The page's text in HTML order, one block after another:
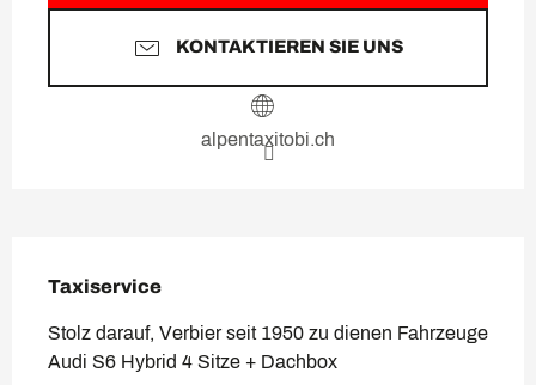
KONTAKTIEREN SIE UNS
alpentaxitobi.ch
Taxiservice
Stolz darauf, Verbier seit 1950 zu dienen Fahrzeuge
Audi S6 Hybrid 4 Sitze + Dachbox